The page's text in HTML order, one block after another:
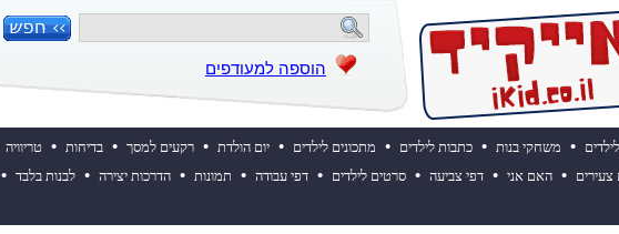
הוספה למעודפים
• משחקי בנות • כתבות לילדים • מתכונים לילדים • יום הולדת • רקעים למסך • בדיחות • טריוויה
צעירים • האם אני • דפי צביעה • סרטים לילדים • דפי עבודה • תמונות • הדרכות יצירה • לבנות בלבד •